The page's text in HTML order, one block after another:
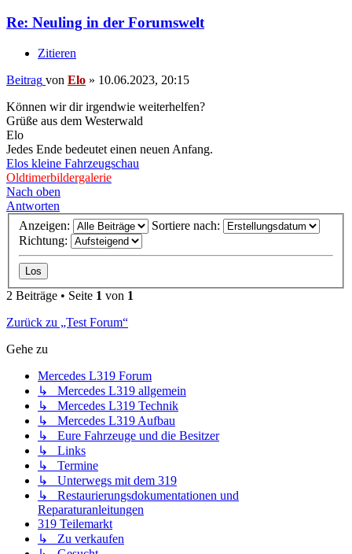
Re: Neuling in der Forumswelt
Zitieren
Beitrag von Elo » 10.06.2023, 20:15
Können wir dir irgendwie weiterhelfen?
Grüße aus dem Westerwald
Elo
Jedes Ende bedeutet einen neuen Anfang.
Elos kleine Fahrzeugschau
Oldtimerbildergalerie
Nach oben
Antworten
Anzeigen:
Sortiere nach:
Richtung:
2 Beiträge • Seite 1 von 1
Zurück zu „Test Forum“
Gehe zu
Mercedes L319 Forum
↳ Mercedes L319 allgemein
↳ Mercedes L319 Technik
↳ Mercedes L319 Aufbau
↳ Eure Fahrzeuge und die Besitzer
↳ Links
↳ Termine
↳ Unterwegs mit dem 319
↳ Restaurierungsdokumentationen und
Reparaturanleitungen
319 Teilemarkt
↳ Zu verkaufen